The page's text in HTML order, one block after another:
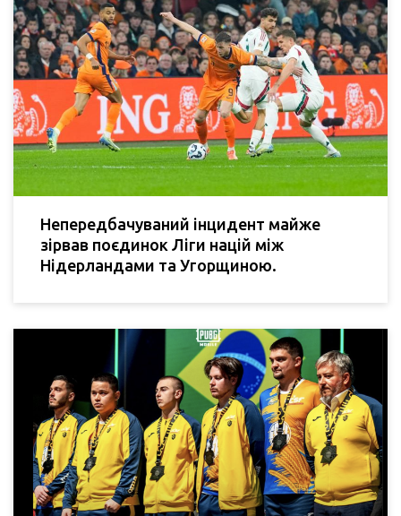
Непередбачуваний інцидент майже
зірвав поєдинок Ліги націй між
Нідерландами та Угорщиною.